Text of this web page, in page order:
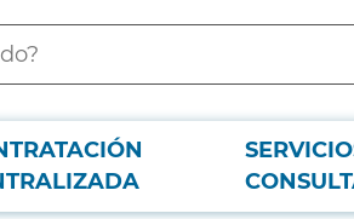
Ambiente, de Equipos de Mamografía para